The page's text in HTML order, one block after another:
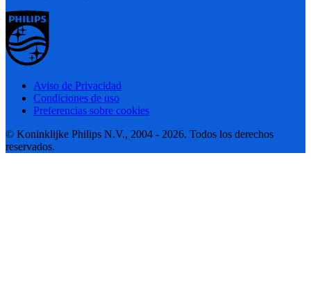
Aviso de Privacidad
Condiciones de uso
Preferencias sobre cookies
© Koninklijke Philips N.V., 2004 - 2026. Todos los derechos
reservados.